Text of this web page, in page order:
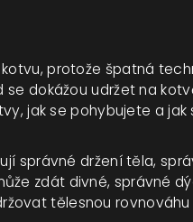
protože špatná
dokážou udržet na
jak se pohybujete a
správné držení těla,
zdát divné, správné
tělesnou rovnováhu